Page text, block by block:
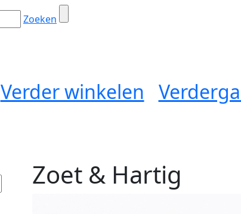
Zoeken
Verder winkelen
Zoet & Hartig